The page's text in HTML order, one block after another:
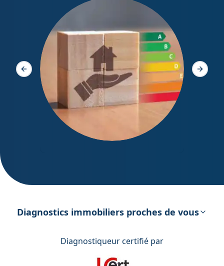
énergétique
Slide précédente Slide
Diagnostics immobiliers proches de vous
Diagnostiqueur certifié par